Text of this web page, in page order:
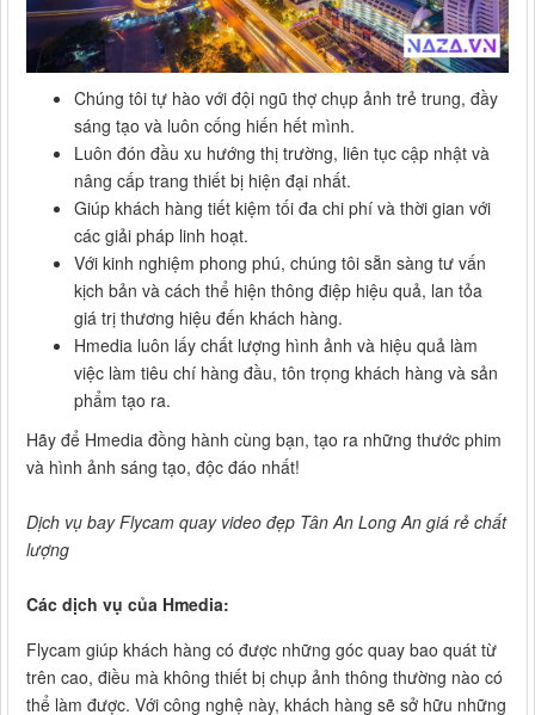
Chúng tôi tự hào với đội ngũ thợ chụp ảnh trẻ trung, đầy
sáng tạo và luôn cống hiến hết mình.
Luôn đón đầu xu hướng thị trường, liên tục cập nhật và
nâng cấp trang thiết bị hiện đại nhất.
Giúp khách hàng tiết kiệm tối đa chi phí và thời gian với
các giải pháp linh hoạt.
Với kinh nghiệm phong phú, chúng tôi sẵn sàng tư vấn
kịch bản và cách thể hiện thông điệp hiệu quả, lan tỏa
giá trị thương hiệu đến khách hàng.
Hmedia luôn lấy chất lượng hình ảnh và hiệu quả làm
việc làm tiêu chí hàng đầu, tôn trọng khách hàng và sản
phẩm tạo ra.
Hãy để Hmedia đồng hành cùng bạn, tạo ra những thước phim
và hình ảnh sáng tạo, độc đáo nhất!
Dịch vụ bay Flycam quay video đẹp Tân An Long An giá rẻ chất
lượng
Các dịch vụ của Hmedia:
Flycam giúp khách hàng có được những góc quay bao quát từ
trên cao, điều mà không thiết bị chụp ảnh thông thường nào có
thể làm được. Với công nghệ này, khách hàng sẽ sở hữu những